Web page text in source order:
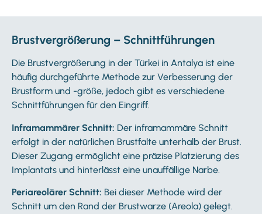
Brustvergrößerung – Schnittführungen
Die Brustvergrößerung in der Türkei in Antalya ist eine
häufig durchgeführte Methode zur Verbesserung der
Brustform und -größe, jedoch gibt es verschiedene
Schnittführungen für den Eingriff.
Inframammärer Schnitt: Der inframammäre Schnitt
erfolgt in der natürlichen Brustfalte unterhalb der Brust.
Dieser Zugang ermöglicht eine präzise Platzierung des
Implantats und hinterlässt eine unauffällige Narbe.
Periareolärer Schnitt: Bei dieser Methode wird der
Schnitt um den Rand der Brustwarze (Areola) gelegt.